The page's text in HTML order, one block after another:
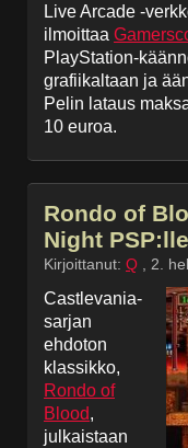
Live Arcade -
ilmoittaa
PlayStation-
grafiikaltaan ja
Pelin lataus
10 euroa.
Rondo of
Night PSP:lle
Kirjoittanut: Q 2.
Castlevania-
sarjan
ehdoton
klassikko,
Rondo of
Blood,
julkaistaan